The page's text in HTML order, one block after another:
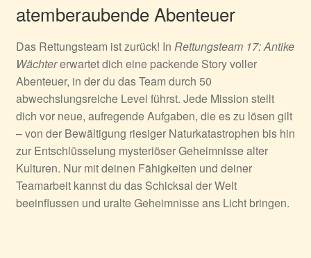
atemberaubende Abenteuer
Das Rettungsteam ist zurück! In Rettungsteam 17: Antike
Wächtererwartet dich eine packende Story voller
Abenteuer, in der du das Team durch 50
abwechslungsreiche Level führst. Jede Mission stellt
dich vor neue, aufregende Aufgaben, die es zu lösen gilt
– von der Bewältigung riesiger Naturkatastrophen bis hin
zur Entschlüsselung mysteriöser Geheimnisse alter
Kulturen. Nur mit deinen Fähigkeiten und deiner
Teamarbeit kannst du das Schicksal der Welt
beeinflussen und uralte Geheimnisse ans Licht bringen.